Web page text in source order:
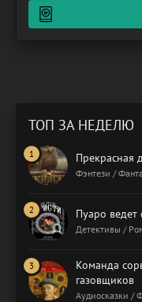
ТОП ЗА НЕДЕЛЮ
Прекрасная
Фэнтези /
Пуаро ведет
Детективы /
Команда
газовщиков
Аудиосказки /